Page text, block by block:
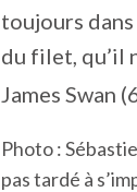
toujours
du filet, qu’il
James Swan
Photo :
pas tardé à